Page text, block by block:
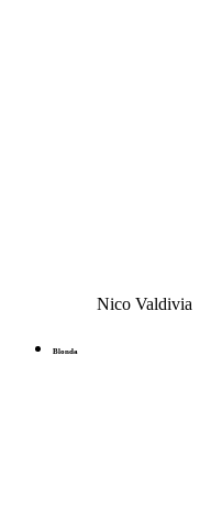
Nico Valdivia
Blonda